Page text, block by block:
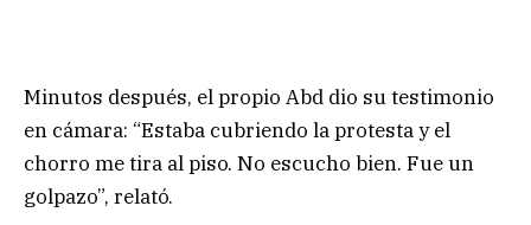
Minutos después, el propio Abd dio su testimonio
en cámara: “Estaba cubriendo la protesta y el
chorro me tira al piso. No escucho bien. Fue un
golpazo”, relató.